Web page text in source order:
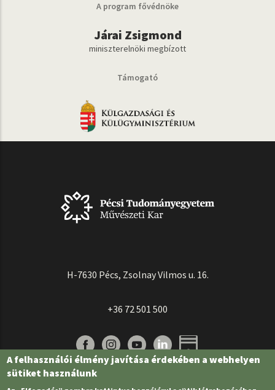
A program fővédnöke
Járai Zsigmond
miniszterelnöki megbízott
Támogató
H-7630 Pécs, Zsolnay Vilmos u. 16.
+36 72 501 500
A felhasználói élmény javítása érdekében a webhelyen
sütiket használunk